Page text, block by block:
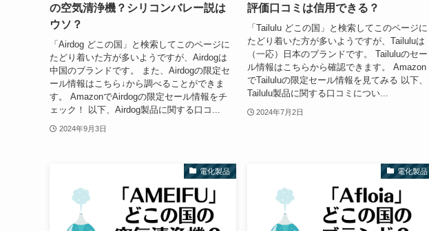
の空気清浄機？シリコンバレー説は
ウソ？
「Airdog どこの国」と検索してこのページに
たどり着いた方が多いようですが、Airdogは
中国のブランドです。 また、Airdogの限定セ
ール情報はこちら↓から調べることができま
す。 AmazonでAirdogの限定セール情報をチ
ェック！ 以下、Airdog製品に関する口コ...
2024年9月3日
評価口コミは信用できる？
「Tailulu どこの国」と検索してこのページに
たどり着いた方が多いようですが、Tailuluは
（一応）日本のブランドです。 Tailuluのセー
ル情報はこちらから確認できます。 Amazon
でTailuluの限定セール情報を見てみる 以下、
Tailulu製品に関する口コミについ...
2024年7月2日
電化製品 電化製品